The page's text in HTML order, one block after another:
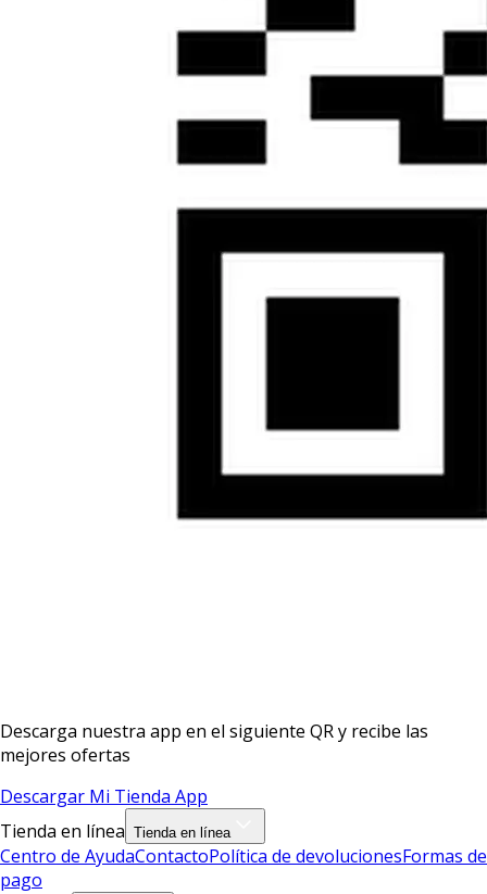
Descarga nuestra app en el siguiente QR y recibe las
mejores ofertas
Descargar Mi Tienda App
Tienda en línea Tienda en línea
Centro de AyudaContactoPolítica de devolucionesFormas de
pago